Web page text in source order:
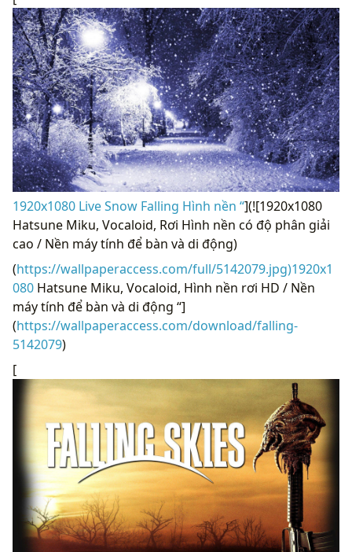
1920x1080 Live Snow Falling Hình nền “](![1920x1080
Hatsune Miku, Vocaloid, Rơi Hình nền có độ phân giải
cao / Nền máy tính để bàn và di động)
(https://wallpaperaccess.com/full/5142079.jpg)1920x1
080 Hatsune Miku, Vocaloid, Hình nền rơi HD / Nền
máy tính để bàn và di động “]
(https://wallpaperaccess.com/download/falling-
5142079)
[